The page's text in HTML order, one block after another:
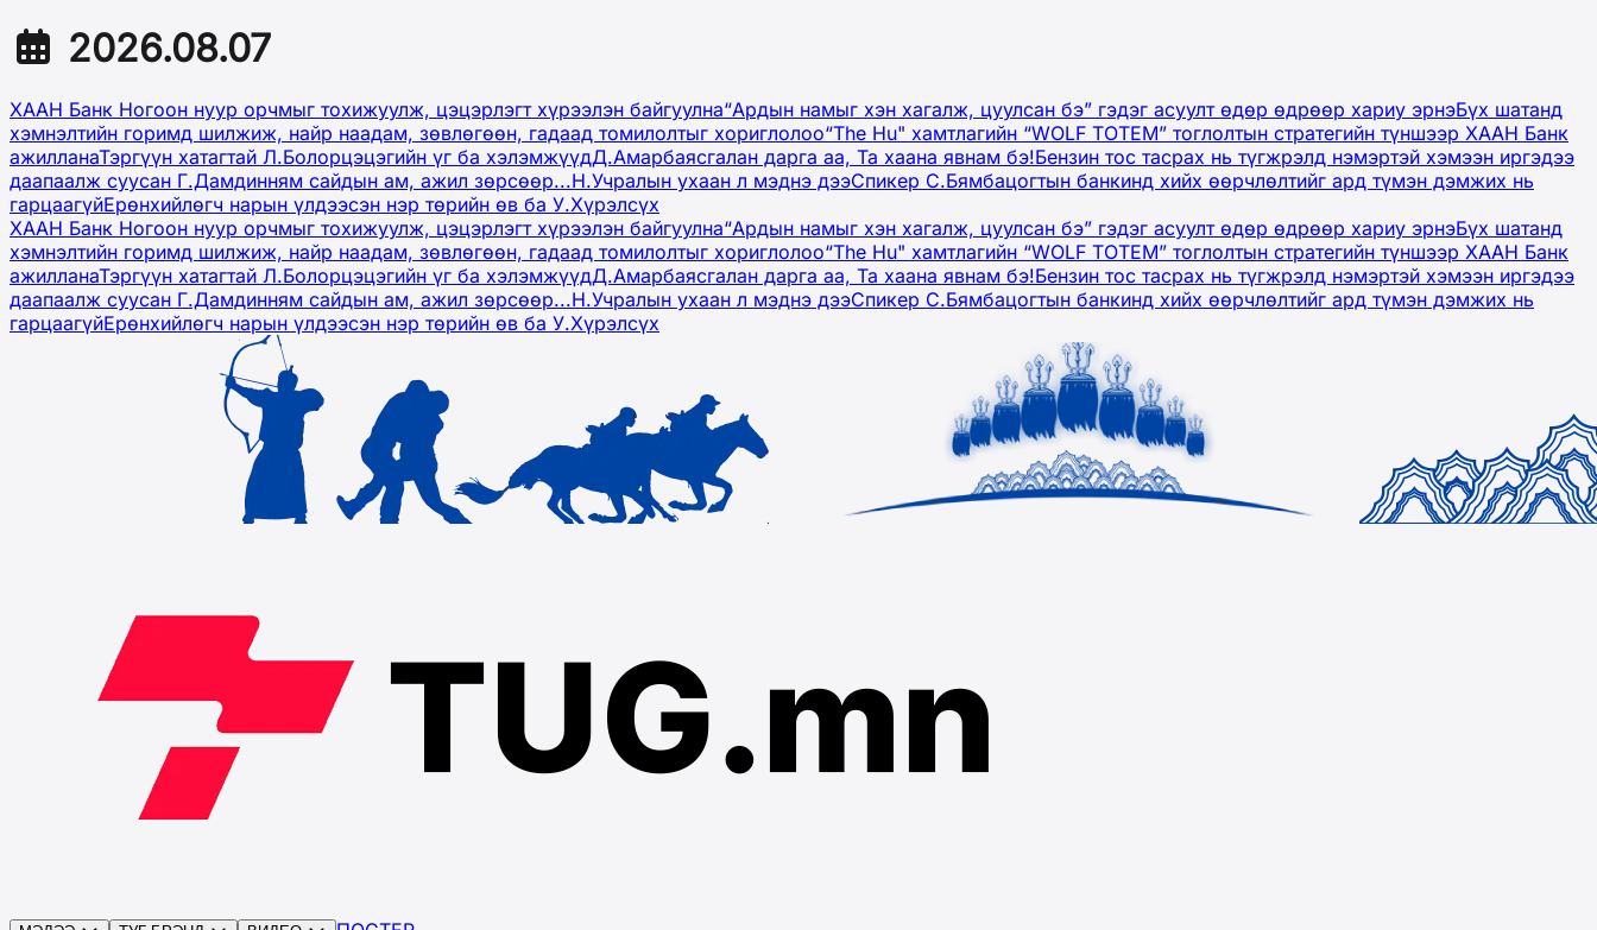
2026.08.07
ХААН Банк Ногоон нуур орчмыг тохижуулж, цэцэрлэгт хүрээлэн байгуулна“Ардын намыг хэн хагалж, цуулсан бэ” гэдэг асуулт өдөр өдрөөр хариу эрнэБүх шатанд
хэмнэлтийн горимд шилжиж, найр наадам, зөвлөгөөн, гадаад томилолтыг хориглолоо“The Hu" хамтлагийн “WOLF TOTEM” тоглолтын стратегийн түншээр ХААН Банк
ажилланаТэргүүн хатагтай Л.Болорцэцэгийн үг ба хэлэмжүүдД.Амарбаясгалан дарга аа, Та хаана явнам бэ!Бензин тос тасрах нь түгжрэлд нэмэртэй хэмээн иргэдээ
даапаалж суусан Г.Дамдинням сайдын ам, ажил зөрсөөр...Н.Учралын ухаан л мэднэ дээСпикер С.Бямбацогтын банкинд хийх өөрчлөлтийг ард түмэн дэмжих нь
гарцаагүйЕрөнхийлөгч нарын үлдээсэн нэр төрийн өв ба У.Хүрэлсүх
ХААН Банк Ногоон нуур орчмыг тохижуулж, цэцэрлэгт хүрээлэн байгуулна“Ардын намыг хэн хагалж, цуулсан бэ” гэдэг асуулт өдөр өдрөөр хариу эрнэБүх шатанд
хэмнэлтийн горимд шилжиж, найр наадам, зөвлөгөөн, гадаад томилолтыг хориглолоо“The Hu" хамтлагийн “WOLF TOTEM” тоглолтын стратегийн түншээр ХААН Банк
ажилланаТэргүүн хатагтай Л.Болорцэцэгийн үг ба хэлэмжүүдД.Амарбаясгалан дарга аа, Та хаана явнам бэ!Бензин тос тасрах нь түгжрэлд нэмэртэй хэмээн иргэдээ
даапаалж суусан Г.Дамдинням сайдын ам, ажил зөрсөөр...Н.Учралын ухаан л мэднэ дээСпикер С.Бямбацогтын банкинд хийх өөрчлөлтийг ард түмэн дэмжих нь
гарцаагүйЕрөнхийлөгч нарын үлдээсэн нэр төрийн өв ба У.Хүрэлсүх